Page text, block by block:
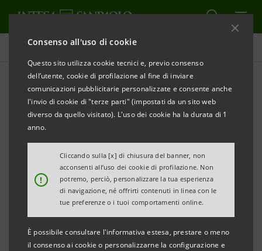
Consenso all'uso di cookie
Questo sito utilizza cookie tecnici e, previo consenso
dell’utente, cookie di profilazione al fine di inviare
comunicazioni pubblicitarie personalizzate e consente anche
l'invio di cookie di "terze parti" (impostati da un sito web
diverso da quello visitato). L'uso dei cookie ha la durata di 1
anno.
!
Cliccando sulla [x] di chiusura del banner, non
acconsenti all’uso dei cookie di profilazione. Non
potremo, perciò, personalizzare la tua esperienza
di navigazione, né offrirti contenuti in linea con le
tue preferenze o i tuoi comportamenti online.
È possibile consultare l'informativa estesa, prestare o meno
il consenso ai cookie o personalizzarne la configurazione e
Comunicati stampa
STAMPA AGGIORNA
COMUNICATO STAMPA
INTESA SANPAOLO PRIVATE BANKING:
Padova, 18 aprile 2016– Prosegue il rafforzamento del
modello di servizio dedicato ai clienti High Net Worth
Individual della Divisione Private Banking di Intesa
Sanpaolo.